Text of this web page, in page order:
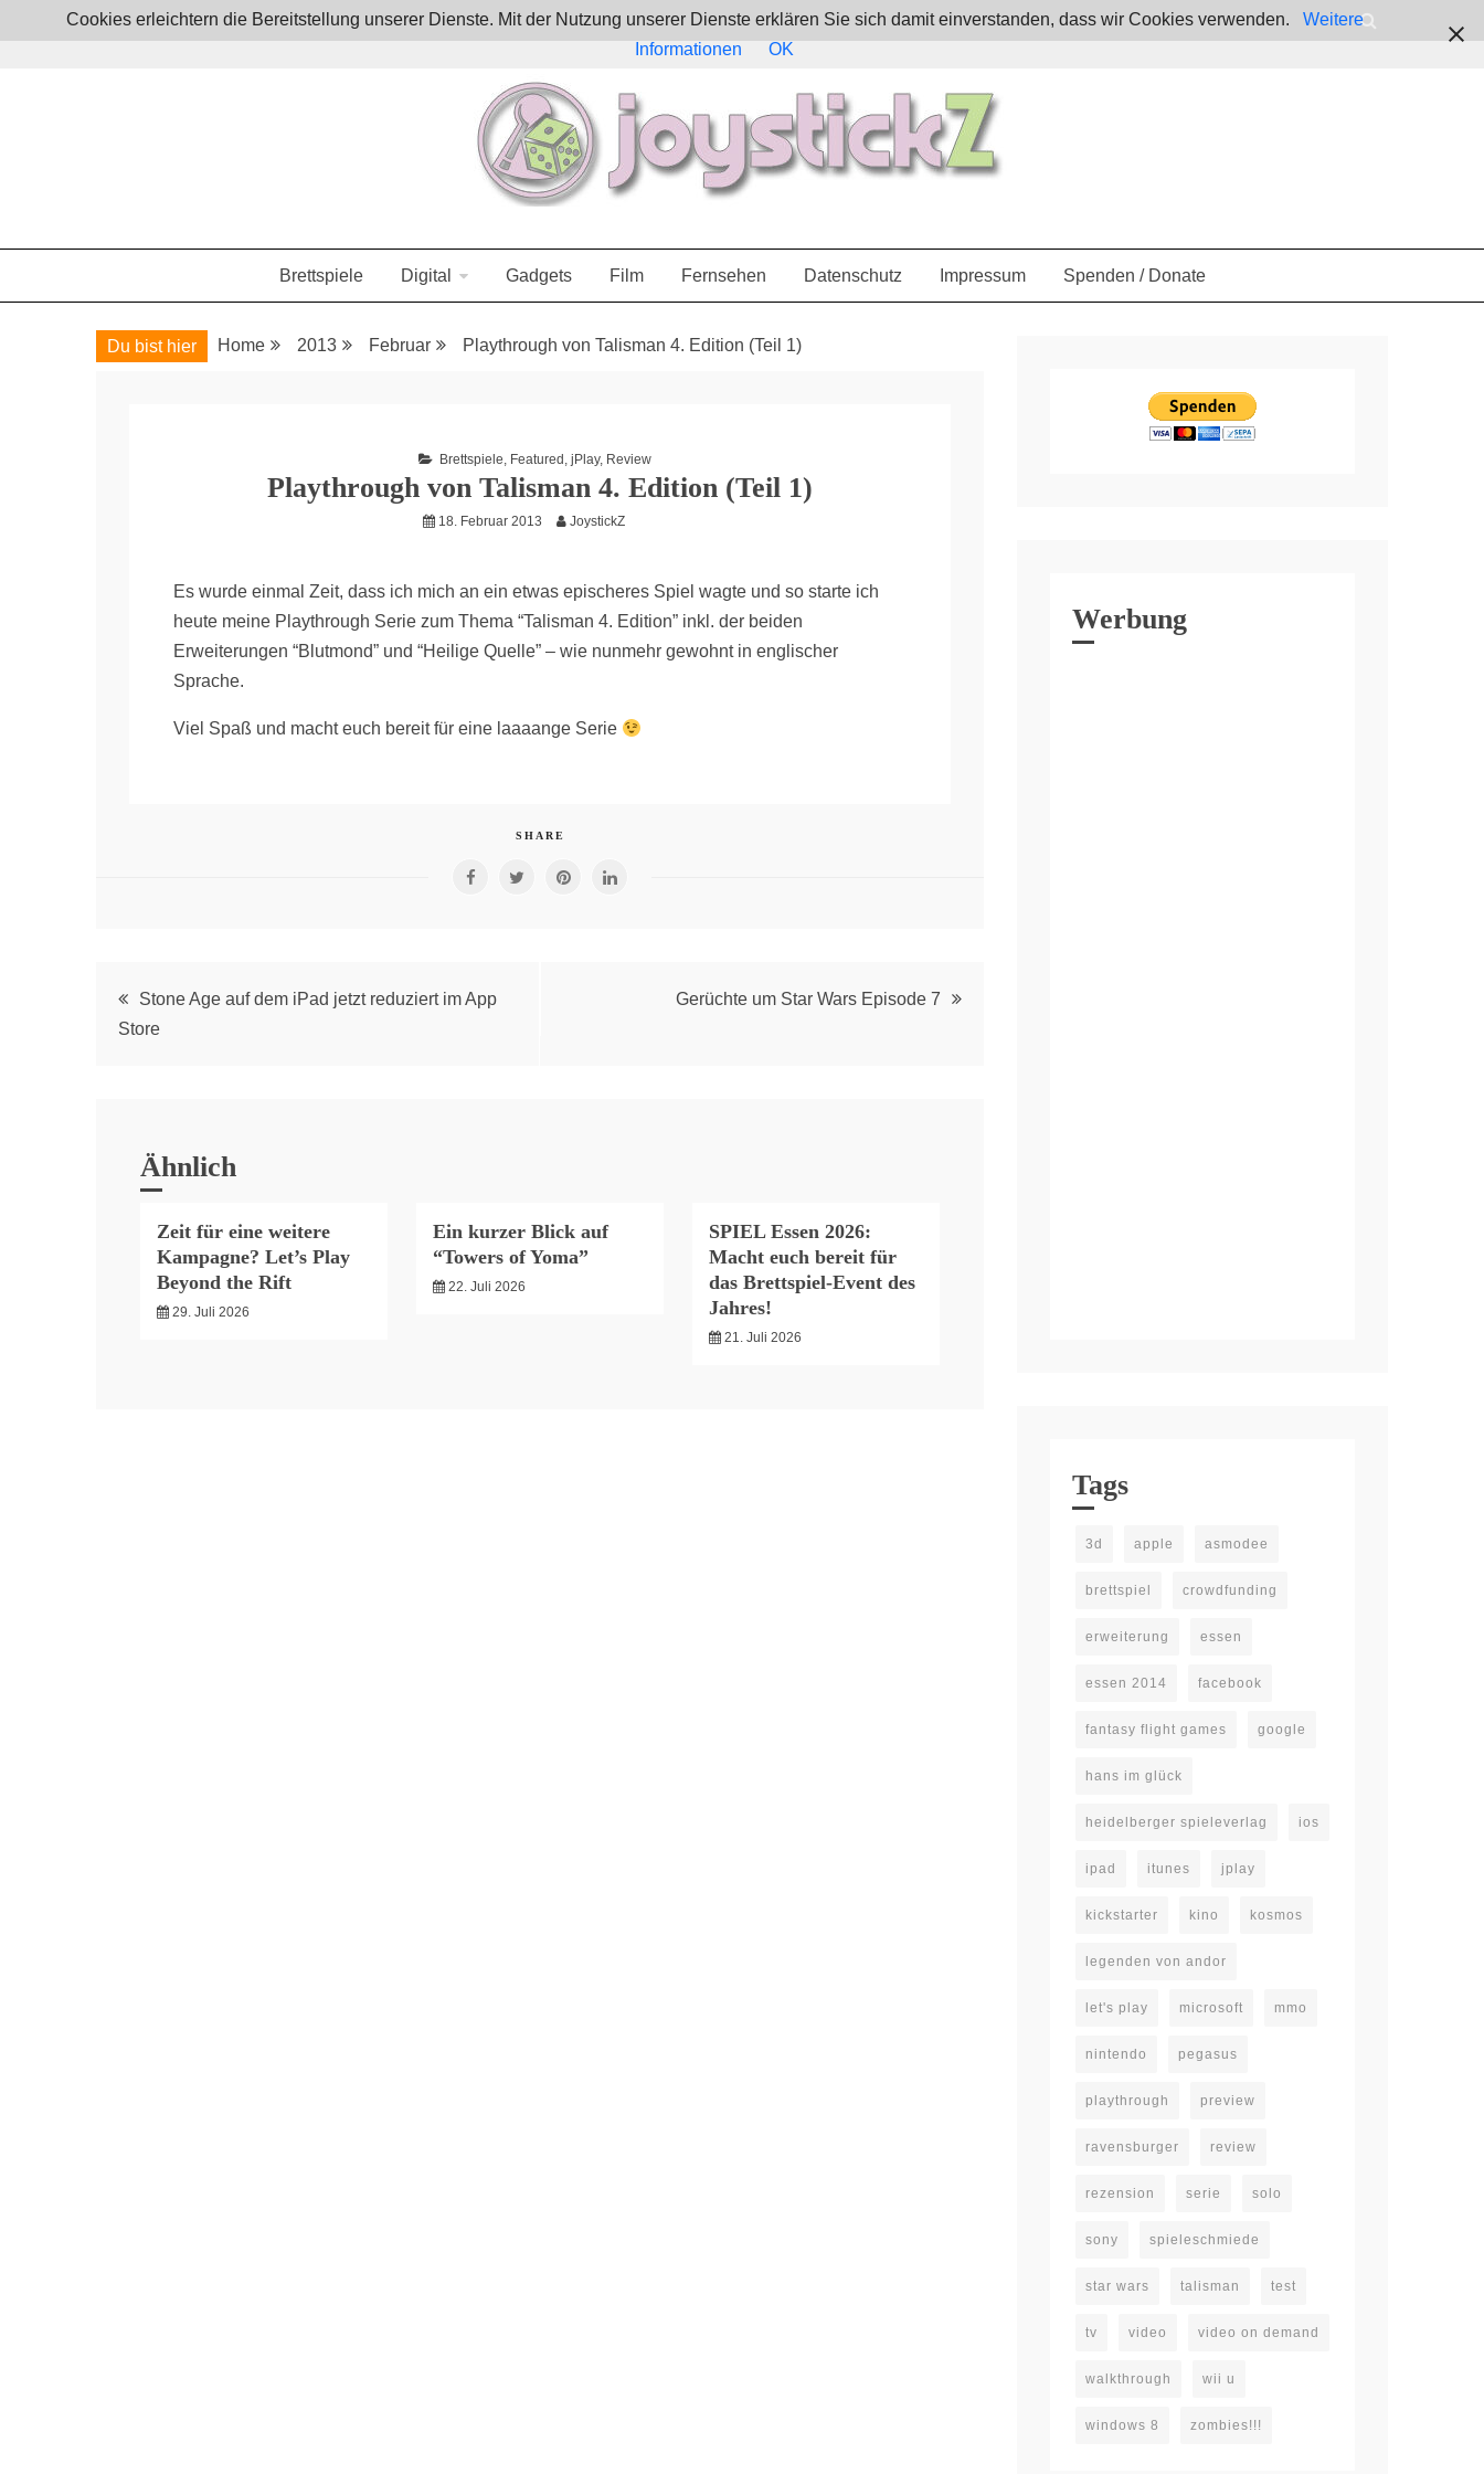
to
JoystickZ
Brettspiele Digital Gadgets Film Fernsehen Datenschutz Impressum Spenden / Donate
Du bist hier Home 2013 Februar Playthrough von Talisman 4. Edition (Teil 1)
Brettspiele, Featured , jPlay, Review
Playthrough von Talisman 4. Edition (Teil 1)
18. Februar 2013 JoystickZ
Es wurde einmal Zeit, dass ich mich an ein etwas epischeres Spiel wagte und so starte ich
heute meine Playthrough Serie zum Thema “Talisman 4. Edition” inkl. der beiden
Erweiterungen “Blutmond” und “Heilige Quelle” – wie nunmehr gewohnt in englischer
Sprache.
Viel Spaß und macht euch bereit für eine laaaange Serie
SHARE
PostStone Age auf dem iPad jetzt reduziert im App
Store
Gerüchte um Star Wars Episode 7
Ähnlich
Zeit für eine weitere
Kampagne? Let’s Play
Beyond the Rift
29. Juli 2026
Ein kurzer Blick auf
“Towers of Yoma”
22. Juli 2026
SPIEL Essen 2026:
Macht euch bereit für
das Brettspiel-Event des
Jahres!
21. Juli 2026
Werbung
Tags
3d apple asmodee
brettspiel crowdfunding
erweiterung essen
essen 2014 facebook
fantasy flight games google
hans im glück
heidelberger spieleverlag ios
ipad itunes jplay
kickstarter kino kosmos
legenden von andor
let's play microsoft mmo
nintendo pegasus
playthrough preview
ravensburger review
rezension serie solo
sony spieleschmiede
star wars talisman test
tv video video on demand
walkthrough wii u
windows 8 zombies!!!
Cookies erleichtern die Bereitstellung unserer Dienste. Mit der Nutzung unserer Dienste erklären Sie sich damit einverstanden, dass wir Cookies verwenden.
Weitere
Informationen
OK